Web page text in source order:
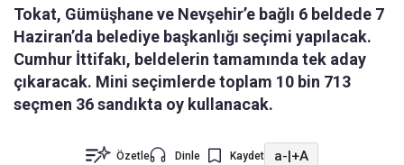
Tokat, Gümüşhane ve Nevşehir’e bağlı 6 beldede 7
Haziran’da belediye başkanlığı seçimi yapılacak.
Cumhur İttifakı, beldelerin tamamında tek aday
çıkaracak. Mini seçimlerde toplam 10 bin 713
seçmen 36 sandıkta oy kullanacak.
Özetle Dinle Kaydet a-|+A